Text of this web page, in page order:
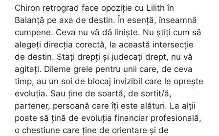
Chiron retrograd face opoziție cu Lilith în
Balanță pe axa de destin. În esență, înseamnă
cumpene. Ceva nu vă dă liniște. Nu știți cum să
alegeți direcția corectă, la această intersecție
de destin. Stați drepți și judecați drept, nu vă
agitați. Dileme grele pentru unii care, de ceva
timp, au un soi de blocaj invizibil care le oprește
evoluția. Sau ține de soartă, de sortit/ă,
partener, persoană care îți este alături. La alții
poate să țină de evoluția financiar profesională,
o chestiune care ține de orientare și de